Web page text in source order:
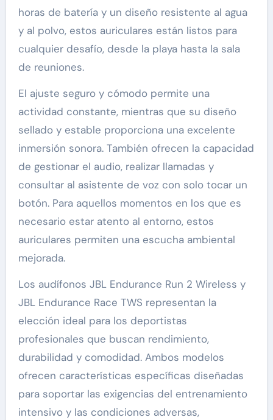
horas de batería y un diseño resistente al agua
y al polvo, estos auriculares están listos para
cualquier desafío, desde la playa hasta la sala
de reuniones.
El ajuste seguro y cómodo permite una
actividad constante, mientras que su diseño
sellado y estable proporciona una excelente
inmersión sonora. También ofrecen la capacidad
de gestionar el audio, realizar llamadas y
consultar al asistente de voz con solo tocar un
botón. Para aquellos momentos en los que es
necesario estar atento al entorno, estos
auriculares permiten una escucha ambiental
mejorada.
Los audífonos JBL Endurance Run 2 Wireless y
JBL Endurance Race TWS representan la
elección ideal para los deportistas
profesionales que buscan rendimiento,
durabilidad y comodidad. Ambos modelos
ofrecen características específicas diseñadas
para soportar las exigencias del entrenamiento
intensivo y las condiciones adversas,